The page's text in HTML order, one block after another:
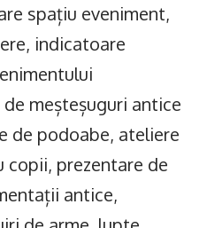
spațiu eveniment,
indicatoare
de meșteșuguri antice
de podoabe, ateliere
copii, prezentare de
antice,